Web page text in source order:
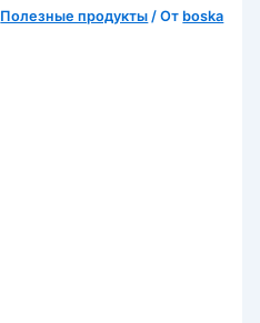
Полезные продукты / От boska